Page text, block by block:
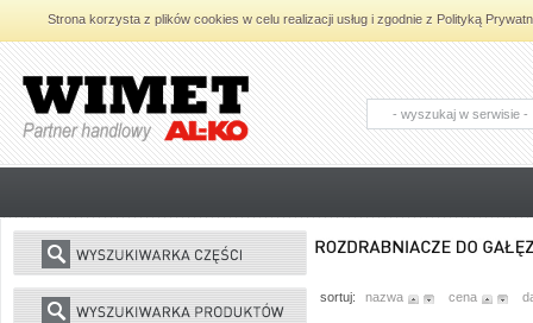
Strona korzysta z plików cookies w celu realizacji usług i zgodnie z Polityką
AL-KO - Maszyny ogrodnicze i części
zamienne do maszyn ogrodniczych
sortuj: nazwa cena